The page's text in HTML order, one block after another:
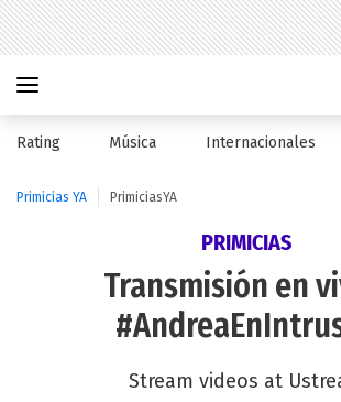
Rating Música Internacionales
Primicias YA PrimiciasYA
PRIMICIAS
Transmisión en
Stream videos at